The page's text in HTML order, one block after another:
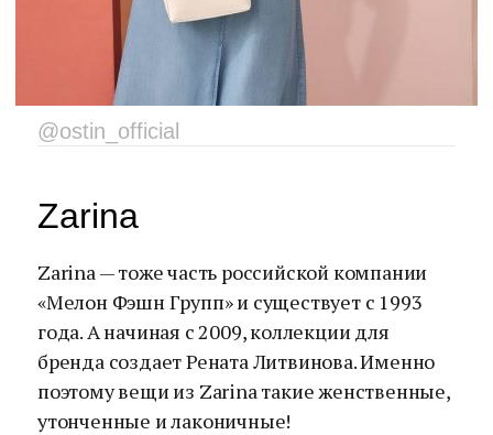
@ostin_official
Zarina
Zarina — тоже часть российской компании
«Мелон Фэшн Групп» и существует с 1993
года. А начиная с 2009, коллекции для
бренда создает Рената Литвинова. Именно
поэтому вещи из Zarina такие женственные,
утонченные и лаконичные!